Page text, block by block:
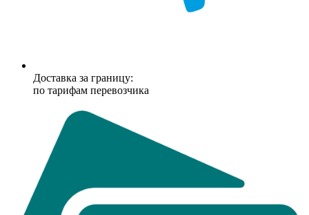
Доставка за границу:
по тарифам перевозчика